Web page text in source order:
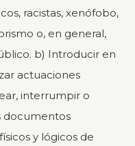
racistas, xenófobo,
o, en general,
b) Introducir en
actuaciones
interrumpir o
documentos
y lógicos de